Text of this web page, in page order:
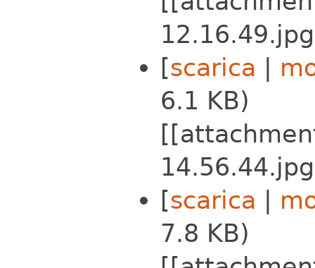
[scarica |
6.1 KB)
[scarica |
7.8 KB)